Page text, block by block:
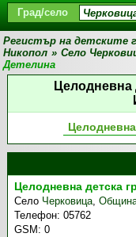
Град/село
Регистър на детските
Никопол » Село
Детелина
Целодневна
Целодневна детска
Село Черковица,
Телефон:05762
GSM:0